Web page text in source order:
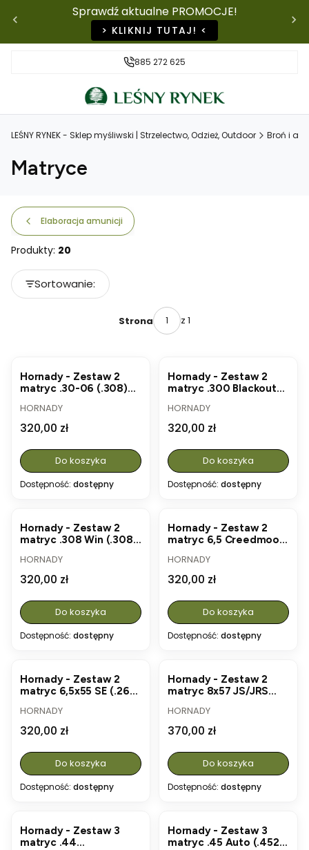
Sprawdź aktualne PROMOCJE!
> KLIKNIJ TUTAJ! <
885 272 625
LEŚNY RYNEK - Sklep myśliwski | Strzelectwo, Odzież, Outdoor Broń i
Matryce
Elaboracja amunicji
Produkty: 20
Lista produktów
Sortowanie:
Domyślne
Strona z 1
Hornady - Zestaw 2
matryc .30-06 (.308)
PRODUCENT
HORNADY
Cena
320,00 zł
Do koszyka
Dostępność: dostępny
Hornady - Zestaw 2
matryc .300 Blackout
PRODUCENT
HORNADY
Cena
320,00 zł
Do koszyka
Dostępność: dostępny
Hornady - Zestaw 2
matryc .308 Win (.308)
PRODUCENT
HORNADY
Cena
320,00 zł
Do koszyka
Dostępność: dostępny
Hornady - Zestaw 2
matryc 6,5 Creedmoor
PRODUCENT
HORNADY
Cena
320,00 zł
Do koszyka
Dostępność: dostępny
Hornady - Zestaw 2
matryc 6,5x55 SE (.264)
PRODUCENT
HORNADY
Cena
320,00 zł
Do koszyka
Dostępność: dostępny
Hornady - Zestaw 2
matryc 8x57 JS/JRS
PRODUCENT
HORNADY
Cena
370,00 zł
Do koszyka
Dostępność: dostępny
Hornady - Zestaw 3
matryc .44
Hornady - Zestaw 3
matryc .45 Auto (.452)